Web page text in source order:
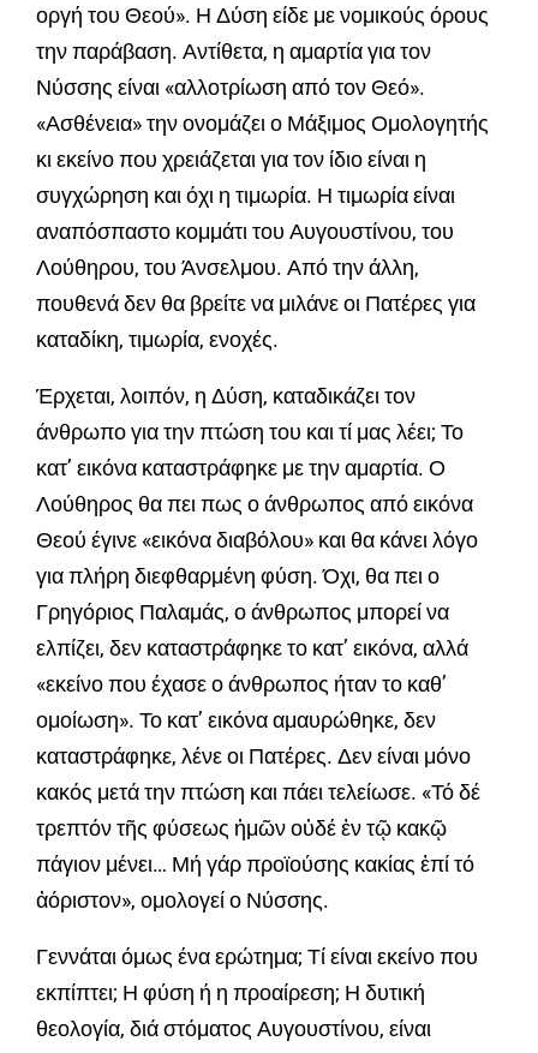
οργή του Θεού». Η Δύση είδε με νομικούς όρους
την παράβαση. Αντίθετα, η αμαρτία για τον
Νύσσης είναι «αλλοτρίωση από τον Θεό».
«Ασθένεια» την ονομάζει ο Μάξιμος Ομολογητής
κι εκείνο που χρειάζεται για τον ίδιο είναι η
συγχώρηση και όχι η τιμωρία. Η τιμωρία είναι
αναπόσπαστο κομμάτι του Αυγουστίνου, του
Λούθηρου, του Άνσελμου. Από την άλλη,
πουθενά δεν θα βρείτε να μιλάνε οι Πατέρες για
καταδίκη, τιμωρία, ενοχές.
Έρχεται, λοιπόν, η Δύση, καταδικάζει τον
άνθρωπο για την πτώση του και τί μας λέει; Το
κατ’ εικόνα καταστράφηκε με την αμαρτία. Ο
Λούθηρος θα πει πως ο άνθρωπος από εικόνα
Θεού έγινε «εικόνα διαβόλου» και θα κάνει λόγο
για πλήρη διεφθαρμένη φύση. Όχι, θα πει ο
Γρηγόριος Παλαμάς, ο άνθρωπος μπορεί να
ελπίζει, δεν καταστράφηκε το κατ’ εικόνα, αλλά
«εκείνο που έχασε ο άνθρωπος ήταν το καθ’
ομοίωση». Το κατ’ εικόνα αμαυρώθηκε, δεν
καταστράφηκε, λένε οι Πατέρες. Δεν είναι μόνο
κακός μετά την πτώση και πάει τελείωσε. «Τό δέ
τρεπτόν τῆς φύσεως ἡμῶν οὐδέ ἐν τῷ κακῷ
πάγιον μένει… Μή γάρ προϊούσης κακίας ἐπί τό
ἀόριστον», ομολογεί ο Νύσσης.
Γεννάται όμως ένα ερώτημα; Τί είναι εκείνο που
εκπίπτει; Η φύση ή η προαίρεση; Η δυτική
θεολογία, διά στόματος Αυγουστίνου, είναι